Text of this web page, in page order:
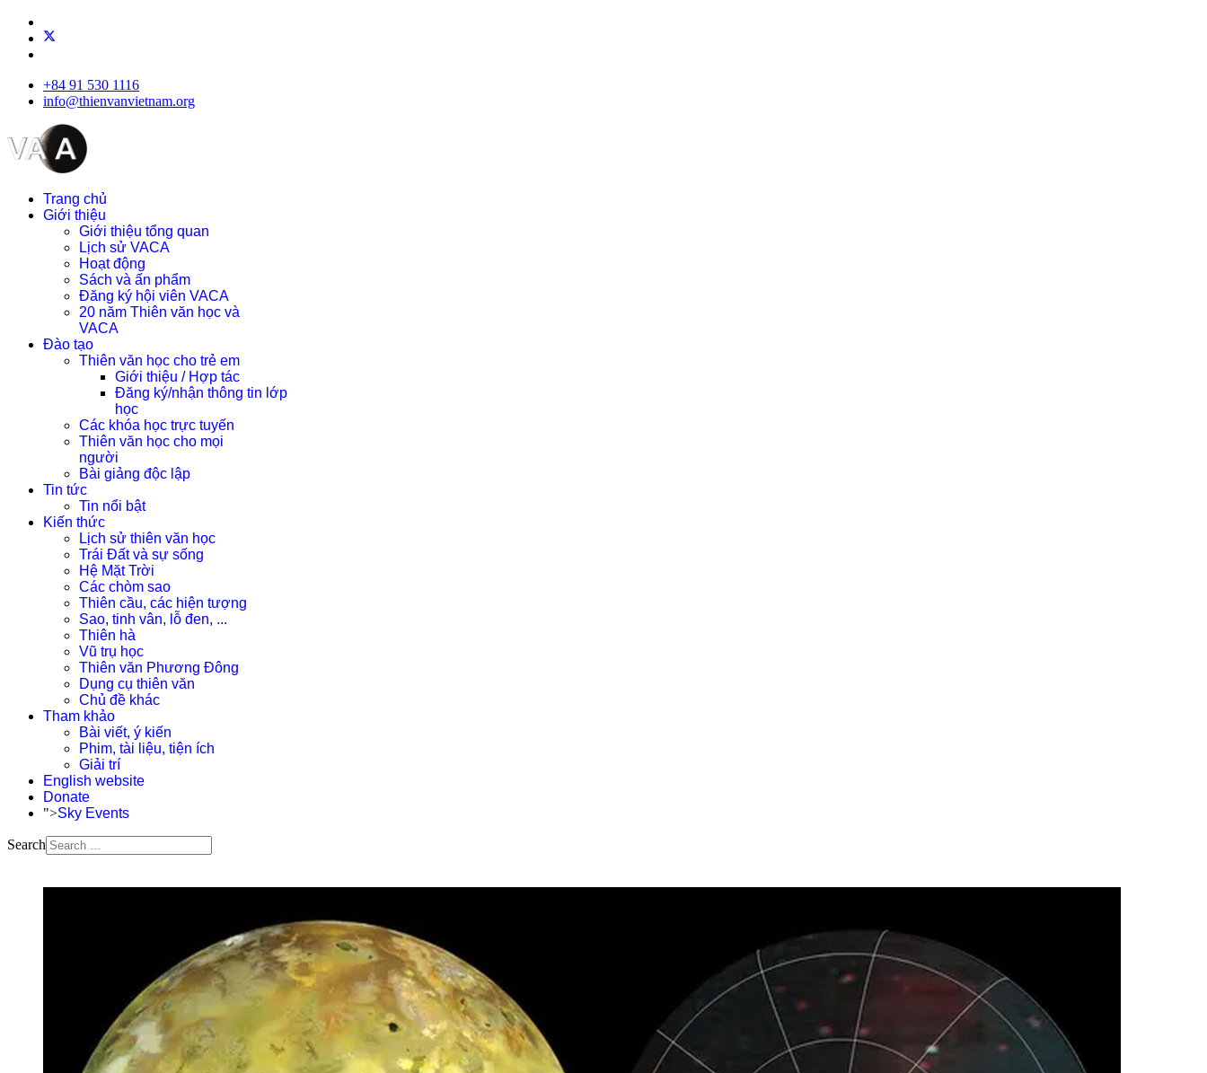
+84 91 530 1116
info@thienvanvietnam.org
Trang chủ
Giới thiệu
Giới thiệu tổng quan
Lịch sử VACA
Hoạt động
Sách và ấn phẩm
Đăng ký hội viên VACA
20 năm Thiên văn học và
VACA
Đào tạo
Thiên văn học cho trẻ em
Giới thiệu / Hợp tác
Đăng ký/nhận thông tin lớp
học
Các khóa học trực tuyến
Thiên văn học cho mọi
người
Bài giảng độc lập
Tin tức
Tin nổi bật
Kiến thức
Lịch sử thiên văn học
Trái Đất và sự sống
Hệ Mặt Trời
Các chòm sao
Thiên cầu, các hiện tượng
Sao, tinh vân, lỗ đen, ...
Thiên hà
Vũ trụ học
Thiên văn Phương Đông
Dụng cụ thiên văn
Chủ đề khác
Tham khảo
Bài viết, ý kiến
Phim, tài liệu, tiện ích
Giải trí
English website
Donate
">Sky Events
Search